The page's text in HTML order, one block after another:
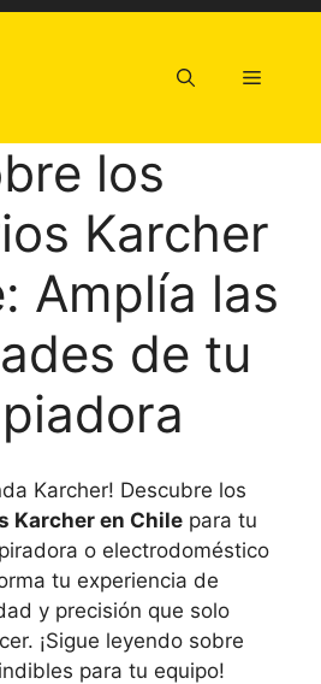
Menú
los
Karcher
Amplía las
de tu
Karcher! Descubre los
Karcher en Chile para tu
o electrodoméstico
tu experiencia de
y precisión que solo
¡Sigue leyendo sobre
para tu equipo!